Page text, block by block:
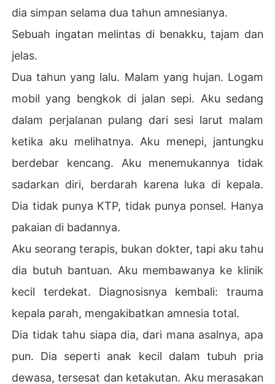
dia simpan selama dua tahun amnesianya.
Sebuah ingatan melintas di benakku, tajam dan
jelas.
Dua tahun yang lalu. Malam yang hujan. Logam
mobil yang bengkok di jalan sepi. Aku sedang
dalam perjalanan pulang dari sesi larut malam
ketika aku melihatnya. Aku menepi, jantungku
berdebar kencang. Aku menemukannya tidak
sadarkan diri, berdarah karena luka di kepala.
Dia tidak punya KTP, tidak punya ponsel. Hanya
pakaian di badannya.
Aku seorang terapis, bukan dokter, tapi aku tahu
dia butuh bantuan. Aku membawanya ke klinik
kecil terdekat. Diagnosisnya kembali: trauma
kepala parah, mengakibatkan amnesia total.
Dia tidak tahu siapa dia, dari mana asalnya, apa
pun. Dia seperti anak kecil dalam tubuh pria
dewasa, tersesat dan ketakutan. Aku merasakan